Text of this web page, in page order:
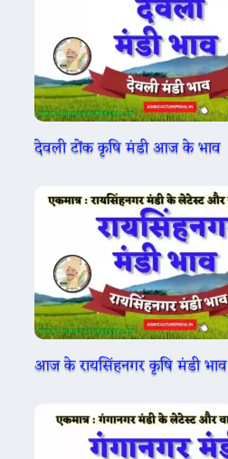
देवली टोंक कृषि मंडी आज के भाव
आज के रायसिंहनगर कृषि मंडी भाव